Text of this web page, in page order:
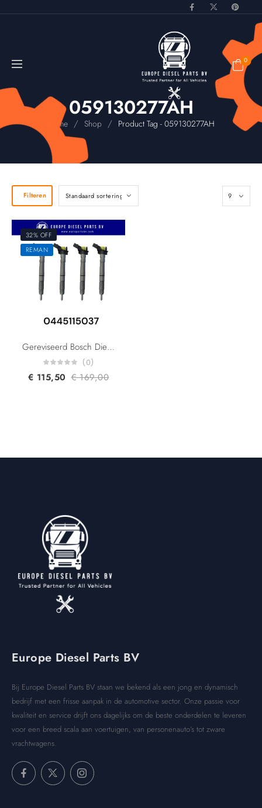
0
059130277AH
Home / Shop / Product Tag - 059130277AH
Filteren
32% OFF
REMAN
Gereviseerd Bosch Diesel Injector 0445115037 0445115036 0445115078 0445115024 059130277AB For Audi A4 A6 A8 Q7 VW Phaeton Touareg 3.0 TDI
(0)
€ 115,50 €169,00
Europe Diesel Parts BV
Bij Europe Diesel Parts BV staan we bekend als een jong en dynamisch
bedrijf met een frisse aanpak in de automotive sector. Onze passie voor
kwaliteit en service drijft ons dagelijks om de beste onderdelen te leveren
voor een breed scala aan voertuigen, van personenauto’s tot zware
vrachtwagens.